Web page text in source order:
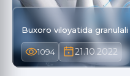
Buxoro viloyatida
1094 21.10.2022